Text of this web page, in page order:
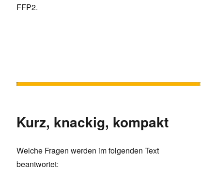
FFP2.
Kurz, knackig, kompakt
Welche Fragen werden im folgenden Text
beantwortet: